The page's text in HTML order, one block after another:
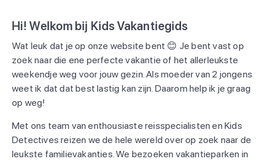
Hi! Welkom bij Kids Vakantiegids
Wat leuk dat je op onze website bent 😊 Je bent vast op
zoek naar die ene perfecte vakantie of het allerleukste
weekendje weg voor jouw gezin. Als moeder van 2 jongens
weet ik dat dat best lastig kan zijn. Daarom help ik je graag
op weg!
Met ons team van enthousiaste reisspecialisten en Kids
Detectives reizen we de hele wereld over op zoek naar de
leukste familievakanties. We bezoeken vakantieparken in